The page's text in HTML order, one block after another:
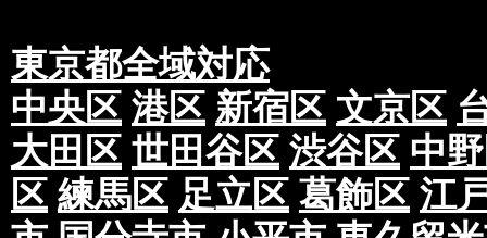
東京都全域対応
中央区 港区 新宿区 文京区
大田区 世田谷区 渋谷区 中
区 練馬区 足立区 葛飾区 江